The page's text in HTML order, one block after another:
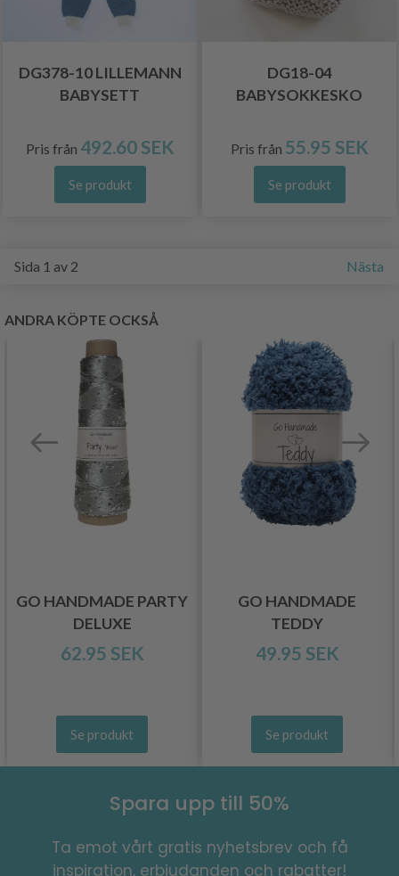
DG378-10 LILLEMANN
BABYSETT
Pris från 492.60 SEK
Se produkt
DG18-04
BABYSOKKESKO
Pris från 55.95 SEK
Se produkt
Sida 1 av 2 Nästa
ANDRA KÖPTE OCKSÅ
GO HANDMADE PARTY
DELUXE
62.95 SEK
Se produkt
GO HANDMADE
TEDDY
49.95 SEK
Se produkt
Spara upp till 50%
Ta emot vårt gratis nyhetsbrev och få
inspiration, erbjudanden och rabatter!